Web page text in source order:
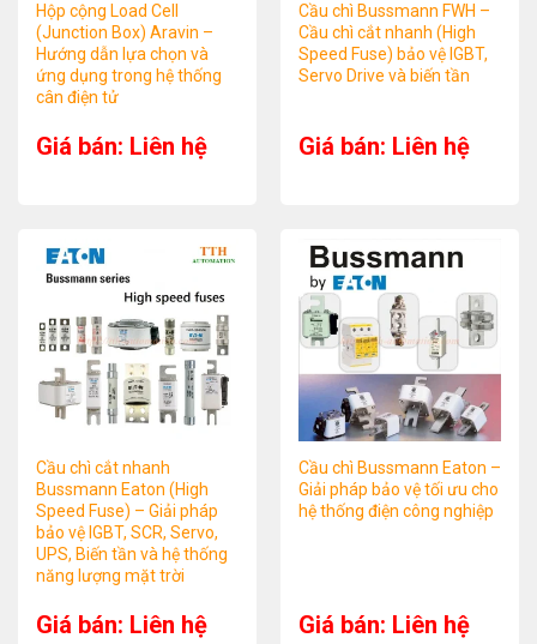
Hộp cộng Load Cell
(Junction Box) Aravin –
Hướng dẫn lựa chọn và
ứng dụng trong hệ thống
cân điện tử
Giá bán: Liên hệ
Cầu chì Bussmann FWH –
Cầu chì cắt nhanh (High
Speed Fuse) bảo vệ IGBT,
Servo Drive và biến tần
Giá bán: Liên hệ
Cầu chì cắt nhanh
Bussmann Eaton (High
Speed Fuse) – Giải pháp
bảo vệ IGBT, SCR, Servo,
UPS, Biến tần và hệ thống
năng lượng mặt trời
Giá bán: Liên hệ
Cầu chì Bussmann Eaton –
Giải pháp bảo vệ tối ưu cho
hệ thống điện công nghiệp
Giá bán: Liên hệ